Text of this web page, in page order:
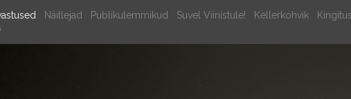
Näitlejad Publikulemmikud Suvel Viinistule! Kellerkohvik